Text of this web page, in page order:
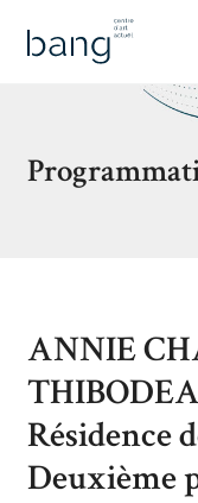
ANNIE
Résidence
Deuxième